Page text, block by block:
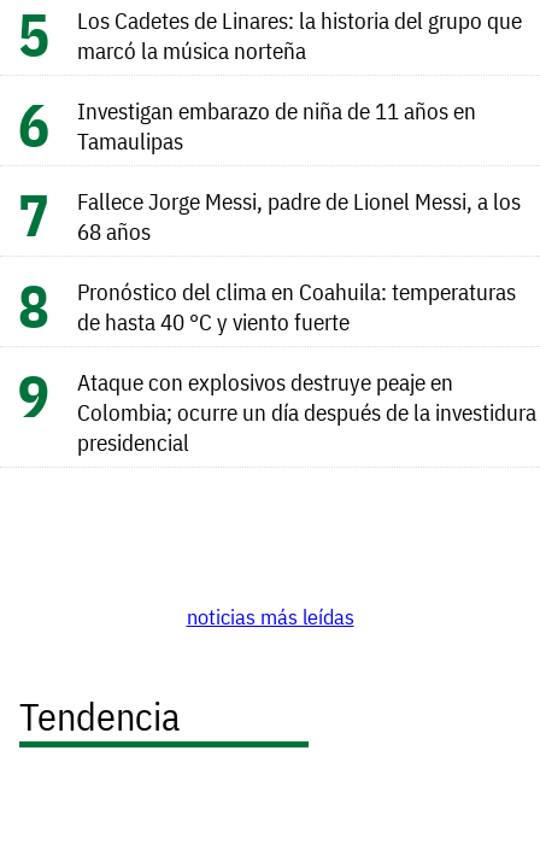
Los Cadetes de Linares: la historia del grupo que
marcó la música norteña
Investigan embarazo de niña de 11 años en
Tamaulipas
Fallece Jorge Messi, padre de Lionel Messi, a los
68 años
Pronóstico del clima en Coahuila: temperaturas
de hasta 40 °C y viento fuerte
Ataque con explosivos destruye peaje en
Colombia; ocurre un día después de la investidura
presidencial
noticias más leídas
Tendencia